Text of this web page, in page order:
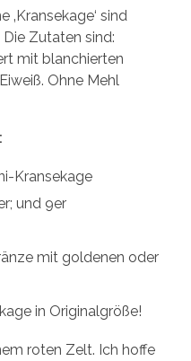
‚Kransekage‘ sind
Zutaten sind:
mit blanchierten
Ohne Mehl
Kransekage
und 9er
mit goldenen oder
in Originalgröße!
roten Zelt. Ich hoffe